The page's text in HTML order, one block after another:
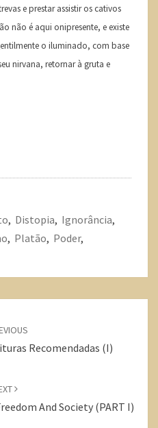
e prestar assistir os cativos
não é aqui onipresente, e existe
o iluminado, com base
nirvana, retornar à gruta e
, Distopia, Ignorância,
, Platão, Poder,
Recomendadas (I)
And Society (PART I)